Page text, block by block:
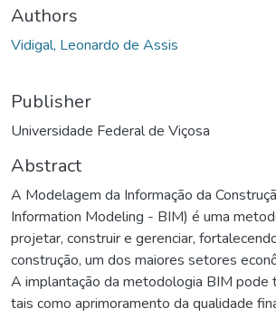
Authors
Vidigal, Leonardo de Assis
Publisher
Universidade Federal de Viçosa
Abstract
A Modelagem da Informação da
Information Modeling - BIM) é uma
projetar, construir e gerenciar,
construção, um dos maiores setores
A implantação da metodologia BIM pode
tais como aprimoramento da qualidade